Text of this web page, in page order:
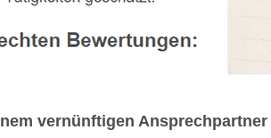
vernünftigen